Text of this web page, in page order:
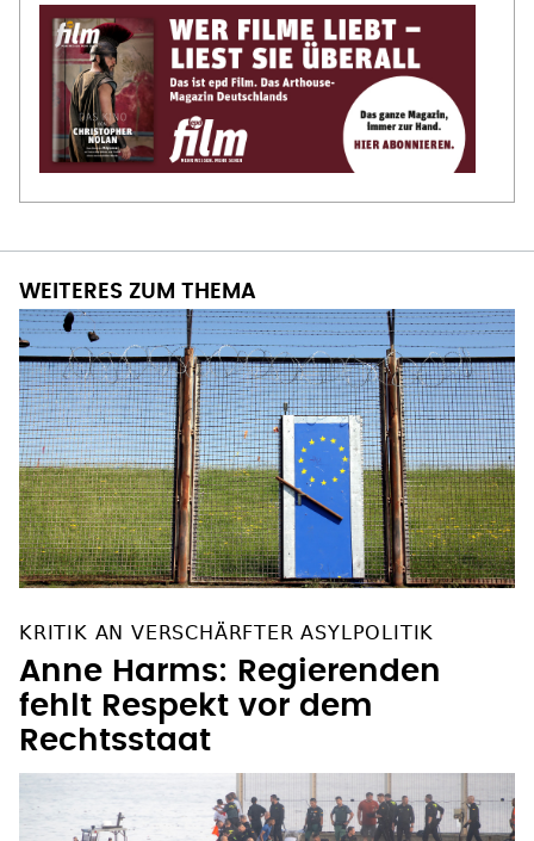
WEITERES ZUM THEMA
KRITIK AN VERSCHÄRFTER ASYLPOLITIK
Anne Harms: Regierenden
fehlt Respekt vor dem
Rechtsstaat